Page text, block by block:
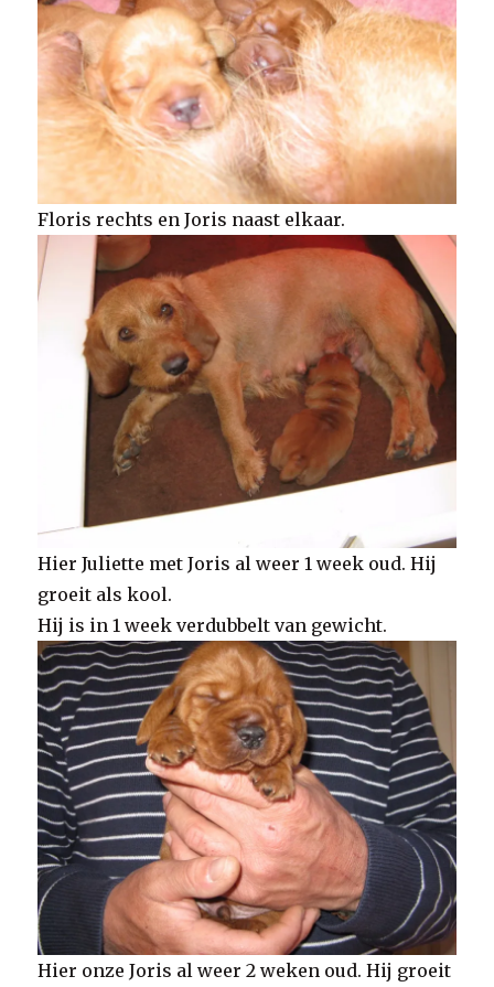
Floris rechts en Joris naast elkaar.
Hier Juliette met Joris al weer 1 week oud. Hij
groeit als kool.
Hij is in 1 week verdubbelt van gewicht.
Hier onze Joris al weer 2 weken oud. Hij groeit